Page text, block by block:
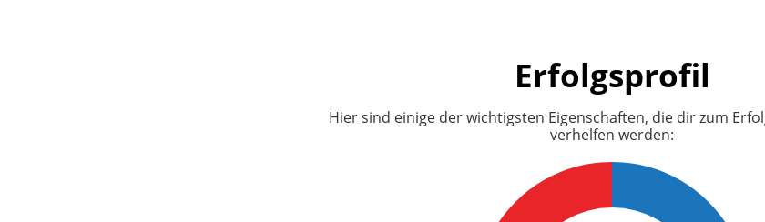
Erfolgsprofil
Hier sind einige der wichtigsten Eigenschaften, die dir zum
verhelfen werden: